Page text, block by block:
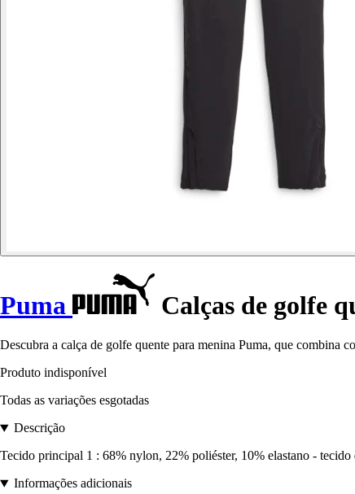
Puma Calças de golfe
Descubra a calça de golfe quente para menina Puma, que combina
Produto indisponível
Todas as variações esgotadas
Descrição
Tecido principal 1 : 68% nylon, 22% poliéster, 10% elastano -
Informações adicionais